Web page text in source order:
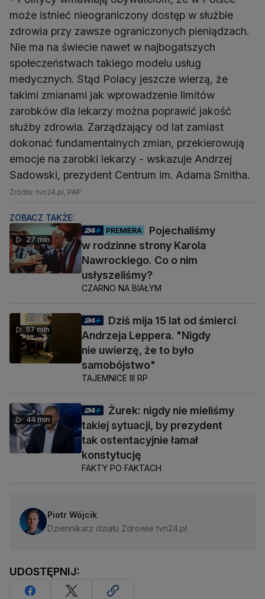
może istnieć nieograniczony dostęp w służbie
zdrowia przy zawsze ograniczonych pieniądzach.
Nie ma na świecie nawet w najbogatszych
społeczeństwach takiego modelu usług
medycznych. Stąd Polacy jeszcze wierzą, że
takimi zmianami jak wprowadzenie limitów
zarobków dla lekarzy można poprawić jakość
służby zdrowia. Zarządzający od lat zamiast
dokonać fundamentalnych zmian, przekierowują
emocje na zarobki lekarzy - wskazuje Andrzej
Sadowski, prezydent Centrum im. Adama Smitha.
Źródło: tvn24.pl, PAP
ZOBACZ TAKŻE:
27 min
PREMIERA
Pojechaliśmy
w rodzinne strony Karola
Nawrockiego. Co o nim
usłyszeliśmy?
CZARNO NA BIAŁYM
57 min
Dziś mija 15 lat od śmierci
Andrzeja Leppera. "Nigdy
nie uwierzę, że to było
samobójstwo"
TAJEMNICE III RP
44 min
Żurek: nigdy nie mieliśmy
takiej sytuacji, by prezydent
tak ostentacyjnie łamał
konstytucję
FAKTY PO FAKTACH
Piotr Wójcik
Dziennikarz działu Zdrowie tvn24.pl
UDOSTĘPNIJ: